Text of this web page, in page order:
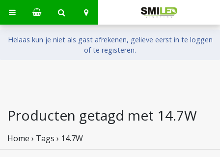
Helaas kun je niet als gast afrekenen, gelieve eerst in te loggen
of te registeren.
Producten getagd met 14.7W
Home › Tags › 14.7W